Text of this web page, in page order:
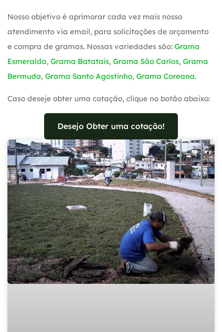
Nosso objetivo é aprimorar cada vez mais nosso
atendimento via email, para solicitações de orçamento
e compra de gramas. Nossas variedades são: Grama
Esmeralda, Grama Batatais, Grama São Carlos, Grama
Bermuda, Grama Santo Agostinho, Grama Coreana.
Caso deseje obter uma cotação, clique no botão abaixo:
Desejo Obter uma cotação!